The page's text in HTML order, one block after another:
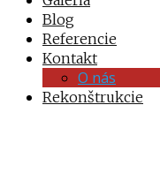
Blog
Referencie
Kontakt
O nás
Rekonštrukcie